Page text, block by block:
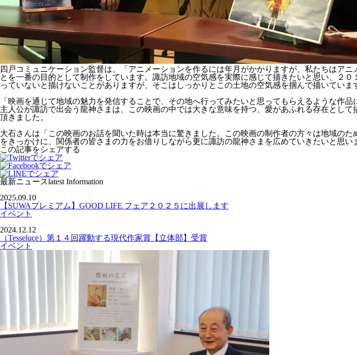
四戸コミュニケーション監督は、「アニメーションを作るには年月がかかりますが、私たちはア
とを一番の目的として制作をしています。諏訪地域の空気感を実際に感じて描きたいと思い、２
っていないと描けないことがありますが、そこはしっかりとこの土地の空気感を掴んで描いていま
「映画を通じて地域の魅力を発信することで、その地へ行ってみたいと思ってもらえるような作品
主人公が諏訪で出会う龍神さまは、この映画の中では大きな意味を持つ、愛があふれる存在とし
頂きました。
大石さんは「この映画のお話を聞いた時は本当に驚きました。この映画の制作者の方々は地域の
をきっかけに、関係者の皆さまの力をお借りしながら更に諏訪の龍神さまを広めていきたいと思い
この記事をシェアする
最新ニュースlatest Information
2025.09.10
【SUWAプレミアム】GOOD LIFE フェア２０２５に出展します
イベント
2024.12.12
（Tesseluce）第１４回躍動する現代作家賞【立体部】受賞
イベント